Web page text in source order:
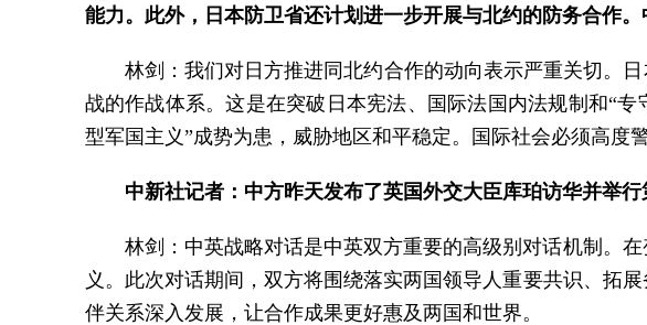
能力。此外，日本防卫省还计划进一步开展与北约的防务合作
林剑：我们对日方推进同北约合作的动向表示严重关切。
战的作战体系。这是在突破日本宪法、国际法国内法规制和“
型军国主义”成势为患，威胁地区和平稳定。国际社会必须高度
中新社记者：中方昨天发布了英国外交大臣库珀访华并举
林剑：中英战略对话是中英双方重要的高级别对话机制。
义。此次对话期间，双方将围绕落实两国领导人重要共识、拓
伴关系深入发展，让合作成果更好惠及两国和世界。